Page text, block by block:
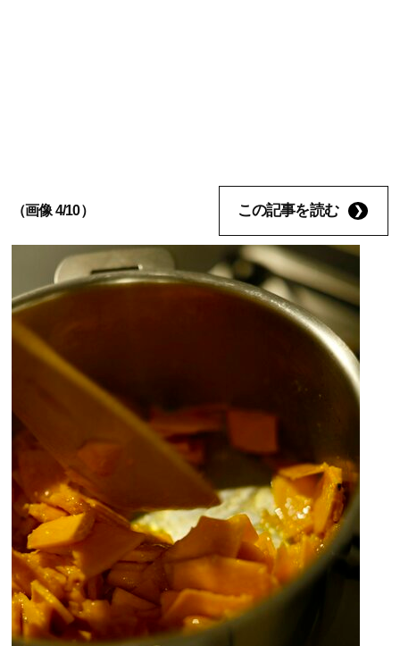
（画像 4/10） この記事を読む